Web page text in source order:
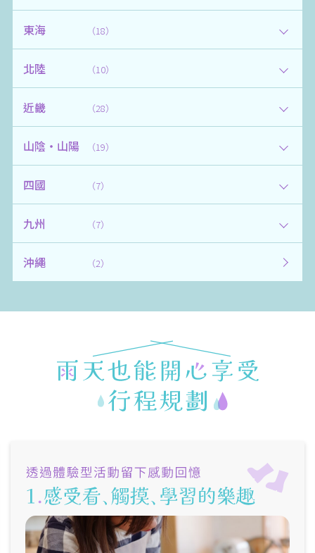
東海 （18）
北陸 （10）
近畿 （28）
山陰・山陽 （19）
四國 （7）
九州 （7）
沖繩 （2）